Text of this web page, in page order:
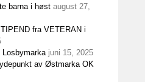
barna i høst august 27,
fra VETERAN i
Losbymarka juni 15, 2025
av Østmarka OK